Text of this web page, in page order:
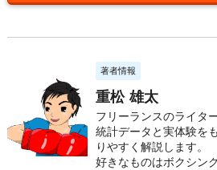
著者情報
重松 雄太
フリーランスのライター
統計データと実体験を
りやすく解説します。
好きなものはボクシン